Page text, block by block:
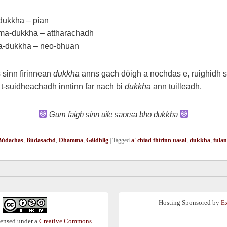
– pian
dukkha – attharachadh
dukkha – neo-bhuan
sinn fìrinnean dukkha anns gach dòigh a nochdas e, ruighidh
suidheachadh inntinn far nach bi dukkha ann tuilleadh.
Gum faigh sinn uile saorsa bho dukkha
Bùdasachd Dhamma Gàidhlig | Tagged a' chiad fhìrinn uasal dukkha
under a Creative Commons
Hosting Sponsored by